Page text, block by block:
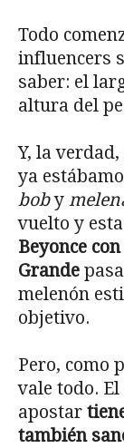
Todo
influencers
saber: el
altura del
Y, la
ya
boby
vuelto y
Beyonce
Grande
melenón
objetivo.
Pero, como
vale todo. El
apostar
también